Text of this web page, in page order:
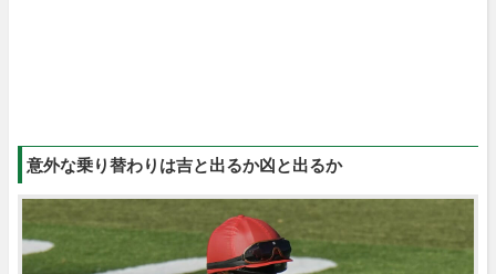
意外な乗り替わりは吉と出るか凶と出るか